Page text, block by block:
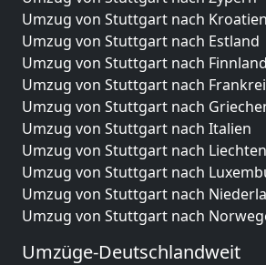
Umzug von Stuttgart nach Kroatien
Umzug von Stuttgart nach Estland
Umzug von Stuttgart nach Finnland
Umzug von Stuttgart nach
Umzug von Stuttgart nach
Umzug von Stuttgart nach Italien
Umzug von Stuttgart nach
Umzug von Stuttgart nach
Umzug von Stuttgart nach
Umzug von Stuttgart nach
Umzüge-Deutschlandweit